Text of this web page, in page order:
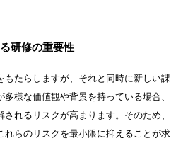
研修の重要性
もたらしますが、それと同時に新しい課
様な価値観や背景を持っている場合、
れるリスクが高まります。そのため、
れらのリスクを最小限に抑えることが求